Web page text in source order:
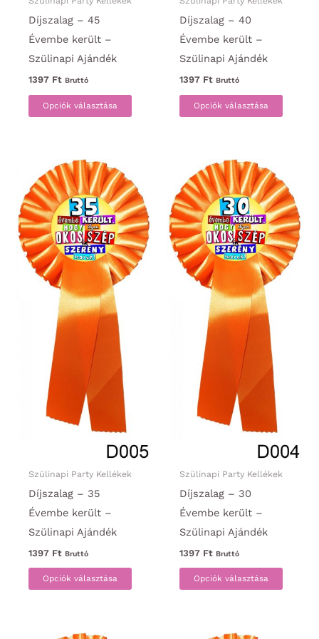
Díjszalag – 45
Évembe került –
Szülinapi Ajándék
1397 Ft Bruttó
Opciók választása
Ennek
a
van.
A
változatok
a
termékoldalon
Díjszalag – 40
Évembe került –
Szülinapi Ajándék
1397 Ft Bruttó
Opciók választása
Ennek
a
van.
A
a
Szülinapi Party Kellékek
Díjszalag – 35
Évembe került –
Szülinapi Ajándék
1397 Ft Bruttó
Opciók választása
Ennek
a
Szülinapi Party Kellékek
Díjszalag – 30
Évembe került –
Szülinapi Ajándék
1397 Ft Bruttó
Opciók választása
Ennek
a